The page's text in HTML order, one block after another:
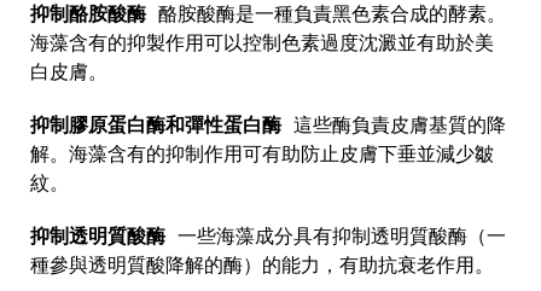
抑制酪胺酸酶 酪胺酸酶是一種負責黑色素合成的酵素。
海藻含有的抑製作用可以控制色素過度沈澱並有助於美
白皮膚。
抑制膠原蛋白酶和彈性蛋白酶 這些酶負責皮膚基質的降
解。海藻含有的抑制作用可有助防止皮膚下垂並減少皺
紋。
抑制透明質酸酶 一些海藻成分具有抑制透明質酸酶（一
種參與透明質酸降解的酶）的能力，有助抗衰老作用。